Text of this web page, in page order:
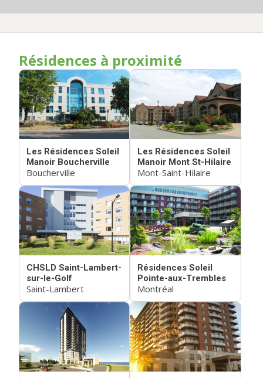
Résidences à proximité
Les Résidences Soleil
Manoir Boucherville
Boucherville
Les Résidences Soleil
Manoir Mont St-Hilaire
Mont-Saint-Hilaire
CHSLD Saint-Lambert-
sur-le-Golf
Saint-Lambert
Résidences Soleil
Pointe-aux-Trembles
Montréal